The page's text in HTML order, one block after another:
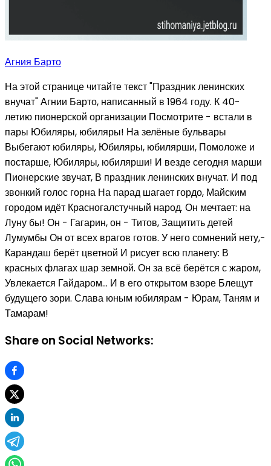
Агния Барто
На этой странице читайте текст "Праздник ленинских
внучат" Агнии Барто, написанный в 1964 году. К 40-
летию пионерской организации Посмотрите - встали в
пары Юбиляры, юбиляры! На зелёные бульвары
Выбегают юбиляры, Юбиляры, юбилярши, Помоложе и
постарше, Юбиляры, юбилярши! И везде сегодня марши
Пионерские звучат, В праздник ленинских внучат. И под
звонкий голос горна На парад шагает гордо, Майским
городом идёт Красногалстучный народ. Он мечтает: на
Луну бы! Он - Гагарин, он - Титов, Защитить детей
Лумумбы Он от всех врагов готов. У него сомнений нету,-
Карандаш берёт цветной И рисует всю планету: В
красных флагах шар земной. Он за всё берётся с жаром,
Увлекается Гайдаром… И в его открытом взоре Блещут
будущего зори. Слава юным юбилярам - Юрам, Таням и
Тамарам!
Share on Social Networks: